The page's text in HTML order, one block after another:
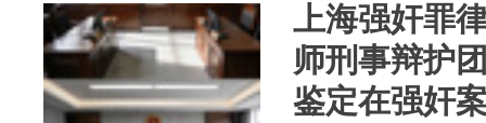
上海强奸罪
师刑事辩护
鉴定在强奸